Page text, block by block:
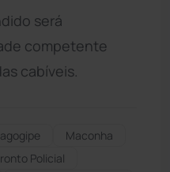
será
competente
cabíveis.
Maconha
Policial